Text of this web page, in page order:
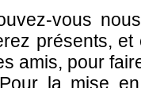
vous
présents, et
amis, pour
la mise